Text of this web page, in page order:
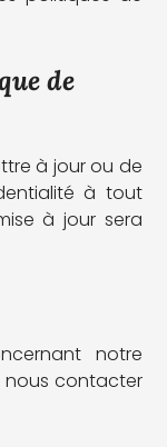
de
à jour ou de
à tout
à jour sera
notre
nous contacter